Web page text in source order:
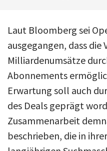
Laut Bloomberg sei
ausgegangen, dass
Milliardenumsätze
Abonnements
Erwartung soll auch
des Deals geprägt
Zusammenarbeit
beschrieben, die in